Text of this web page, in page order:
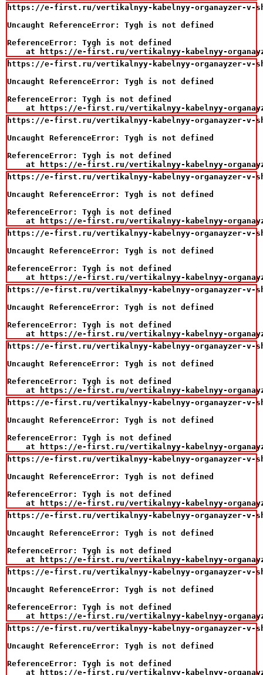
https://e-first.ru/vertikalnyy-kabelnyy-organayzer-v-
Uncaught ReferenceError: Tygh is not defined
ReferenceError: Tygh is not defined
at https://e-first.ru/vertikalnyy-kabelnyy-
https://e-first.ru/vertikalnyy-kabelnyy-organayzer-v-
Uncaught ReferenceError: Tygh is not defined
ReferenceError: Tygh is not defined
at https://e-first.ru/vertikalnyy-kabelnyy-
https://e-first.ru/vertikalnyy-kabelnyy-organayzer-v-
Uncaught ReferenceError: Tygh is not defined
ReferenceError: Tygh is not defined
at https://e-first.ru/vertikalnyy-kabelnyy-
https://e-first.ru/vertikalnyy-kabelnyy-organayzer-v-
Uncaught ReferenceError: Tygh is not defined
ReferenceError: Tygh is not defined
at https://e-first.ru/vertikalnyy-kabelnyy-
https://e-first.ru/vertikalnyy-kabelnyy-organayzer-v-
Uncaught ReferenceError: Tygh is not defined
ReferenceError: Tygh is not defined
at https://e-first.ru/vertikalnyy-kabelnyy-
https://e-first.ru/vertikalnyy-kabelnyy-organayzer-v-
Uncaught ReferenceError: Tygh is not defined
ReferenceError: Tygh is not defined
at https://e-first.ru/vertikalnyy-kabelnyy-
https://e-first.ru/vertikalnyy-kabelnyy-organayzer-v-
Uncaught ReferenceError: Tygh is not defined
ReferenceError: Tygh is not defined
at https://e-first.ru/vertikalnyy-kabelnyy-
https://e-first.ru/vertikalnyy-kabelnyy-organayzer-v-
Uncaught ReferenceError: Tygh is not defined
ReferenceError: Tygh is not defined
at https://e-first.ru/vertikalnyy-kabelnyy-
https://e-first.ru/vertikalnyy-kabelnyy-organayzer-v-
Uncaught ReferenceError: Tygh is not defined
ReferenceError: Tygh is not defined
at https://e-first.ru/vertikalnyy-kabelnyy-
https://e-first.ru/vertikalnyy-kabelnyy-organayzer-v-
Uncaught ReferenceError: Tygh is not defined
ReferenceError: Tygh is not defined
at https://e-first.ru/vertikalnyy-kabelnyy-
https://e-first.ru/vertikalnyy-kabelnyy-organayzer-v-
Uncaught ReferenceError: Tygh is not defined
ReferenceError: Tygh is not defined
at https://e-first.ru/vertikalnyy-kabelnyy-
https://e-first.ru/vertikalnyy-kabelnyy-organayzer-v-
Uncaught ReferenceError: Tygh is not defined
ReferenceError: Tygh is not defined
at https://e-first.ru/vertikalnyy-kabelnyy-